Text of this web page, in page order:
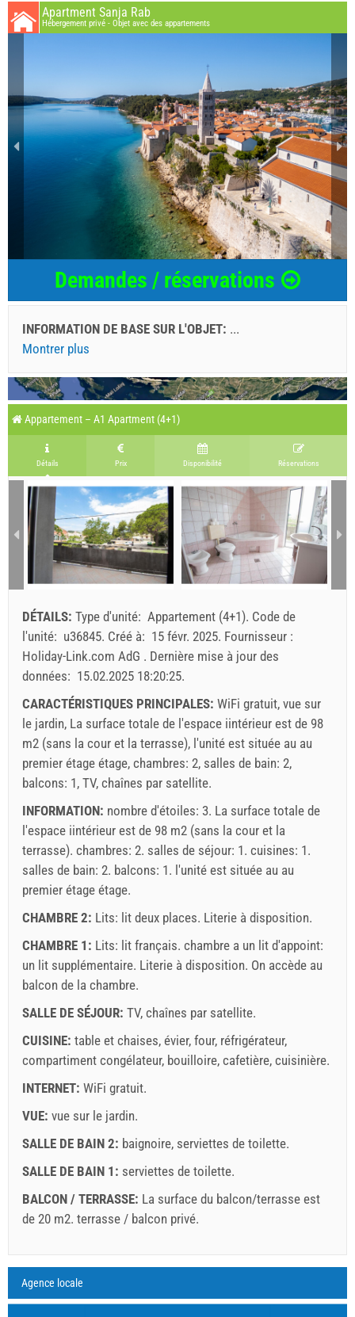
Apartment Sanja Rab
Hébergement privé - Objet avec des appartements
Demandes / réservations
INFORMATION DE BASE SUR L'OBJET: ...
Montrer plus
Appartement – A1 Apartment (4+1)
Détails Prix Disponibilité Réservations
DÉTAILS: Type d'unité: Appartement (4+1). Code de
l'unité: u36845. Créé à: 15 févr. 2025. Fournisseur :
Holiday-Link.com AdG . Dernière mise à jour des
données: 15.02.2025 18:20:25.
CARACTÉRISTIQUES PRINCIPALES: WiFi gratuit, vue sur
le jardin, La surface totale de l'espace iintérieur est de 98
m2 (sans la cour et la terrasse), l'unité est située au au
premier étage étage, chambres: 2, salles de bain: 2,
balcons: 1, TV, chaînes par satellite.
INFORMATION: nombre d'étoiles: 3. La surface totale de
l'espace iintérieur est de 98 m2 (sans la cour et la
terrasse). chambres: 2. salles de séjour: 1. cuisines: 1.
salles de bain: 2. balcons: 1. l'unité est située au au
premier étage étage.
CHAMBRE 2: Lits: lit deux places. Literie à disposition.
CHAMBRE 1: Lits: lit français. chambre a un lit d'appoint:
un lit supplémentaire. Literie à disposition. On accède au
balcon de la chambre.
SALLE DE SÉJOUR: TV, chaînes par satellite.
CUISINE: table et chaises, évier, four, réfrigérateur,
compartiment congélateur, bouilloire, cafetière, cuisinière.
INTERNET: WiFi gratuit.
VUE: vue sur le jardin.
SALLE DE BAIN 2: baignoire, serviettes de toilette.
SALLE DE BAIN 1: serviettes de toilette.
BALCON / TERRASSE: La surface du balcon/terrasse est
de 20 m2. terrasse / balcon privé.
A1 Apartment (4+1) : Prices 2026 EUR
25 juil. 2026
15 août 2026
Légende: les dates avec un fondredsont réservées
août 2026
Les champs marqués d'un astérisque (*) sont
obligatoires!
Agence locale